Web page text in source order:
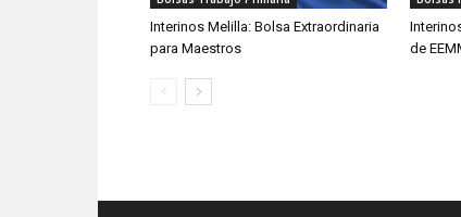
Interinos Melilla: Bolsa Extraordinaria
para Maestros
de